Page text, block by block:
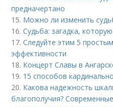
предначертано
15. Можно ли изменить
16.Судьба: загадка,
17.Следуйте этим 5
эффективности
18. Концерт Славы в
19. 15 способов
20. Какова надежность
благополучия?